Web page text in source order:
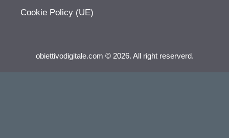
Cookie Policy (UE)
obiettivodigitale.com © 2026. All right reserverd.